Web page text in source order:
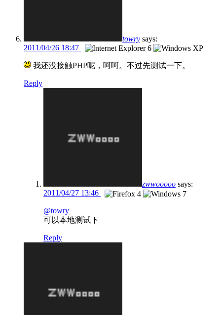
towry says:
2011/04/26 18:47
我还没接触PHP呢，呵呵。不过先测试一下。
Reply
zwwooooo says:
2011/04/27 13:46
@towry
可以本地测试下
Reply